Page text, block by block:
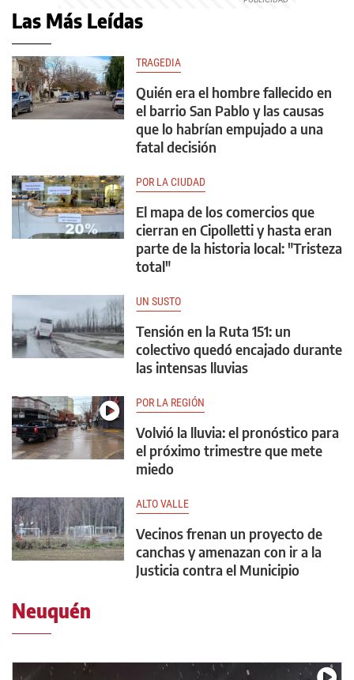
Las Más Leídas
TRAGEDIA
Quién era el hombre fallecido en
el barrio San Pablo y las causas
que lo habrían empujado a una
fatal decisión
POR LA CIUDAD
El mapa de los comercios que
cierran en Cipolletti y hasta eran
parte de la historia local: "Tristeza
total"
UN SUSTO
Tensión en la Ruta 151: un
colectivo quedó encajado durante
las intensas lluvias
POR LA REGIÓN
Volvió la lluvia: el pronóstico para
el próximo trimestre que mete
miedo
ALTO VALLE
Vecinos frenan un proyecto de
canchas y amenazan con ir a la
Justicia contra el Municipio
Neuquén